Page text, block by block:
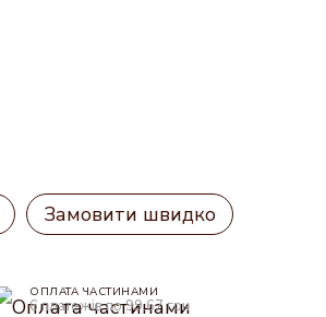
Замовити швидко
ОПЛАТА ЧАСТИНАМИ
6 платежів по 99.67 грн